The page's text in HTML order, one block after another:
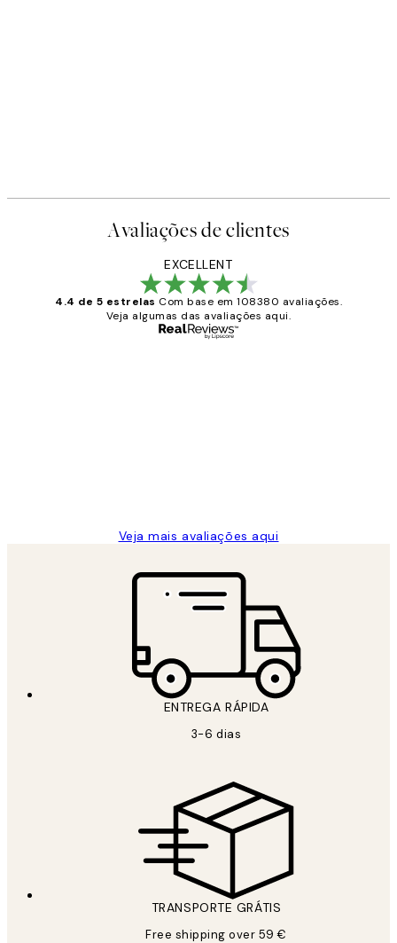
Avaliações de clientes
EXCELLENT
4.4 de 5 estrelas Com base em 108380 avaliações.
Veja algumas das avaliações aqui.
Veja mais avaliações aqui
ENTREGA RÁPIDA
3-6 dias
TRANSPORTE GRÁTIS
Free shipping over 59 €